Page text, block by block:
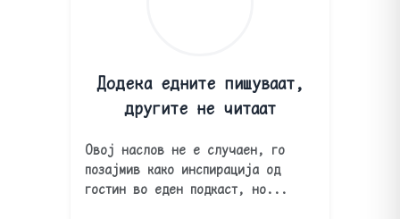
Додека едните пишуваат,
другите не читаат
Овој наслов не е случаен, го
позајмив како инспирација од
гостин во еден подкаст, но...